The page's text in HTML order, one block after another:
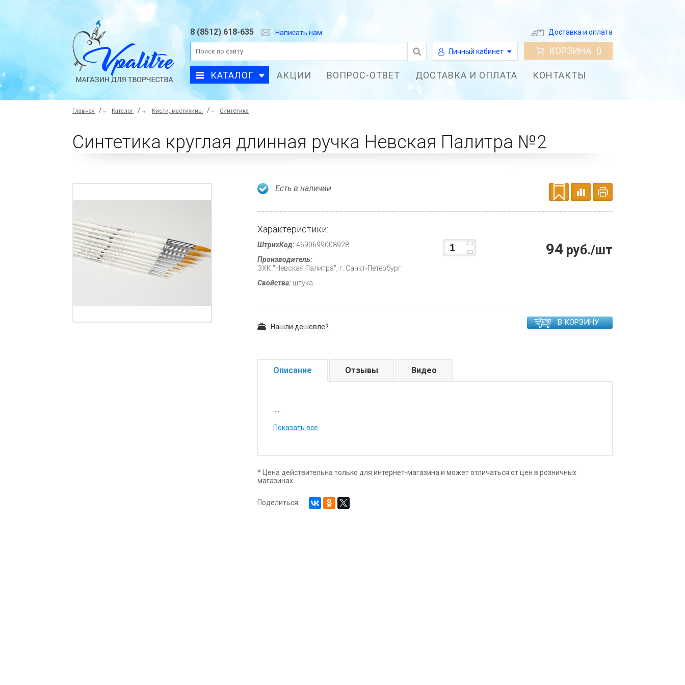
8 (8512) 618-635 Написать нам Доставка и оплата
Личный кабинет КОРЗИНА 0
КАТАЛОГ АКЦИИ ВОПРОС-ОТВЕТ ДОСТАВКА И ОПЛАТА КОНТАКТЫ
Главная → Каталог → Кисти, мастихины → Синтетика
Синтетика круглая длинная ручка Невская Палитра №2
Есть в наличии
Характеристики:
ШтрихКод: 4690699008928
Производитель:
ЗХК "Невская Палитра", г. Санкт-Петербург
Свойства: штука
94руб./шт
Нашли дешевле? В КОРЗИНУ
Описание Отзывы Видео
Показать все
* Цена действительна только для интернет-магазина и может отличаться от цен в розничных
магазинах.
Поделиться: